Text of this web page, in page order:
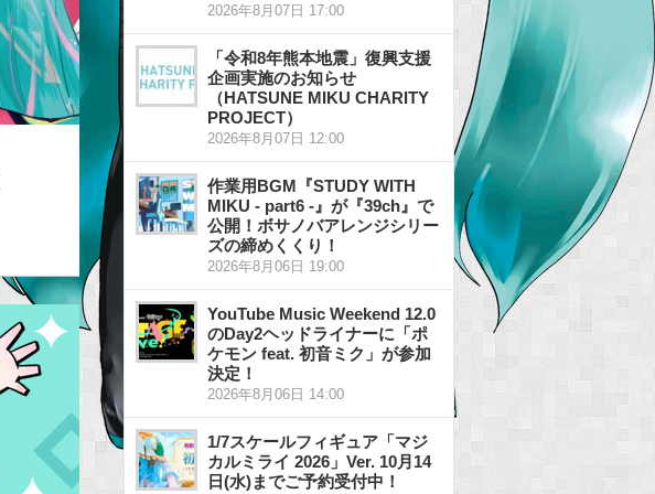
2026年8月07日 17:00
「令和8年熊本地震」復興支援
企画実施のお知らせ
（HATSUNE MIKU CHARITY
PROJECT）
2026年8月07日 12:00
作業用BGM『STUDY WITH
MIKU - part6 -』が『39ch』で
公開！ボサノバアレンジシリー
ズの締めくくり！
2026年8月06日 19:00
YouTube Music Weekend 12.0
のDay2ヘッドライナーに「ポ
ケモン feat. 初音ミク」が参加
決定！
2026年8月06日 14:00
1/7スケールフィギュア「マジ
カルミライ 2026」Ver. 10月14
日(水)までご予約受付中！